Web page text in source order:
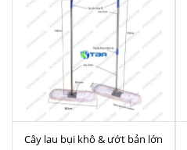
Cây lau bụi khô & ướt bản lớn